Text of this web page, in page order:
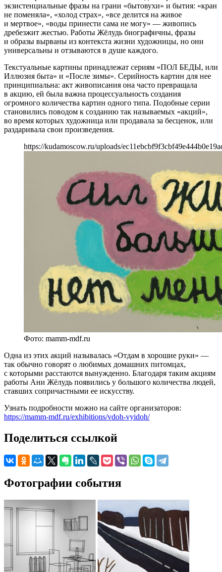
экзистенциальные фразы на грани «бытовухи» и бытия: «кран
не поменяла», «холод страх», «все делится на живое
и мертвое», «воды принести сама не могу» — живопись
дребезжит жестью. Работы Жёлудь биографичны, фразы
и образы вырваны из контекста жизни художницы, но они
универсальны и отзываются в душе каждого.
Текстуальные картины принадлежат сериям «ПОЛ БЕДЫ, или
Иллюзия быта» и «После зимы». Серийность картин для нее
принципиальна: акт живописания она часто превращала
в акцию, ей была важна процессуальность создания
огромного количества картин одного типа. Подобные серии
становились поводом к созданию так называемых «акций»,
во время которых художница или продавала за бесценок, или
раздаривала свои произведения.
https://kudamoscow.ru/uploads/
Фото: mamm-mdf.ru
Одна из этих акций называлась «Отдам в хорошие руки» —
так обычно говорят о любимых домашних питомцах,
с которыми расстаются вынужденно. Благодаря таким акциям
работы Ани Жёлудь появились у большого количества людей,
ставших сопричастными ее искусству.
Узнать подробности можно на сайте организаторов:
https://mamm-mdf.ru/exhibitions/vdoh-vyidoh/
Поделиться ссылкой
Фотографии события